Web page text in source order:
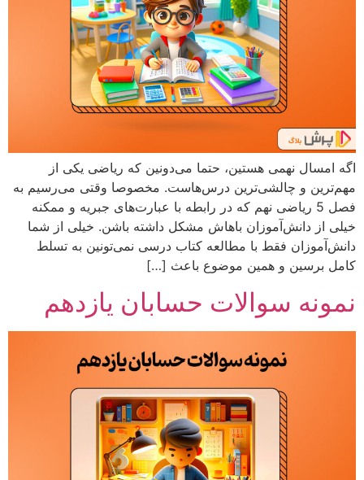
اگه امسال نهمی هستین، حتما می‌دونین که ریاضی یکی از
مهم‌ترین و چالشی‌ترین درس‌هاست. مخصوصا وقتی می‌رسیم به
فصل 5 ریاضی نهم که در رابطه با عبارت‌های جبریه و ممکنه
خیلی از دانش‌آموزان باهاش مشکل داشته باشن. خیلی از شما
دانش‌آموزان فقط با مطالعه کتاب درسی نمی‌تونین به تسلط
کامل برسین و همین موضوع باعث […]
نمونه سوالات حسابان یازدهم